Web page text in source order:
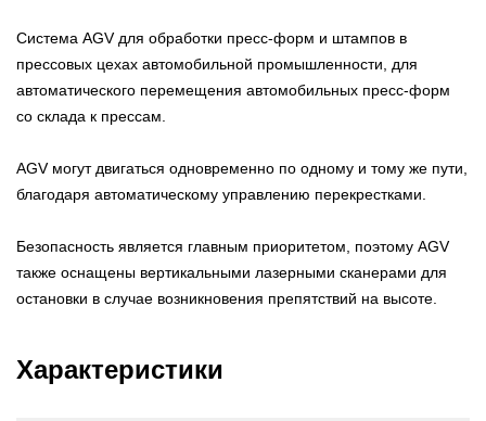
Система AGV для обработки пресс-форм и штампов в
прессовых цехах автомобильной промышленности, для
автоматического перемещения автомобильных пресс-форм
со склада к прессам.
AGV могут двигаться одновременно по одному и тому же пути,
благодаря автоматическому управлению перекрестками.
Безопасность является главным приоритетом, поэтому AGV
также оснащены вертикальными лазерными сканерами для
остановки в случае возникновения препятствий на высоте.
Характеристики